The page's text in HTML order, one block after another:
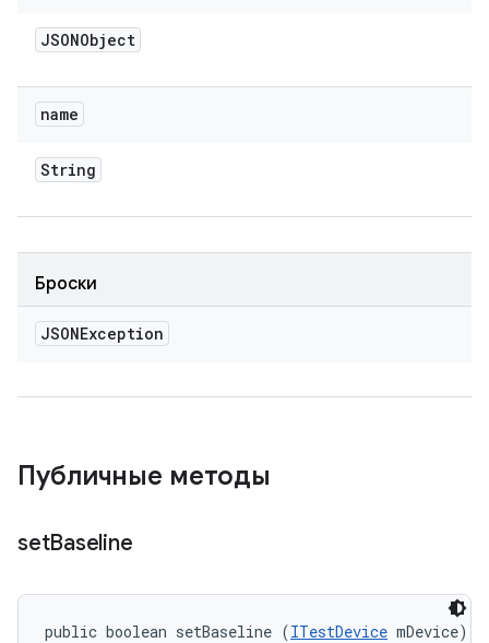
JSONObject
name
String
Броски
JSONException
Публичные методы
setBaseline
public boolean setBaseline (ITestDevice mDevice)